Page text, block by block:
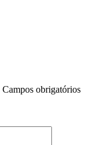
Campos obrigatórios